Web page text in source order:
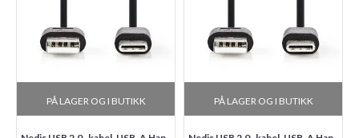
PÅ LAGER OG I BUTIKK PÅ LAGER OG I BUTIKK